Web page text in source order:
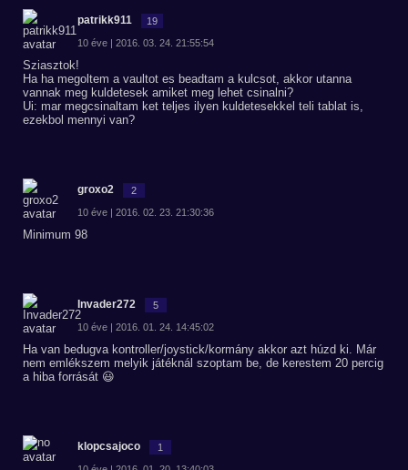
patrikk911 19
10 éve | 2016. 03. 24. 21:55:54
Sziasztok!
Ha ha megoltem a vaultot es beadtam a kulcsot, akkor utanna
vannak meg kuldetesek amiket meg lehet csinalni?
Ui: mar megcsinaltam ket teljes ilyen kuldetesekkel teli tablat is,
ezekbol mennyi van?
groxo2 2
10 éve | 2016. 02. 23. 21:30:36
Minimum 98
Invader272 5
10 éve | 2016. 01. 24. 14:45:02
Ha van bedugva kontroller/joystick/kormány akkor azt húzd ki. Már
nem emlékszem melyik játéknál szoptam be, de kerestem 20 percig
a hiba forrását 😃
klopcsajoco 1